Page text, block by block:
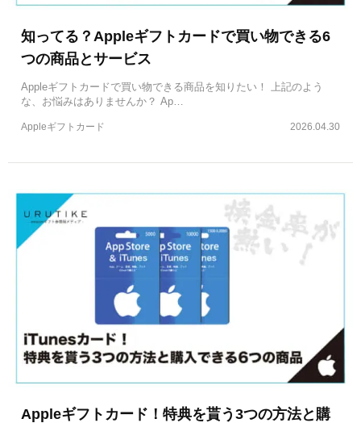
知ってる？Appleギフトカードで買い物できる6
つの商品とサービス
Appleギフトカードで買い物できる商品を知りたい！ 上記のよう
な、お悩みはありませんか？ Ap…
2026.04.30
Appleギフトカード
Appleギフトカード！特典を貰う3つの方法と購